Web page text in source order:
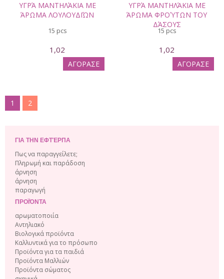
ΥΓΡΆ ΜΑΝΤΗΛΆΚΙΑ ΜΕ
ΆΡΩΜΑ ΛΟΥΛΟΥΔΙΏΝ
15 pcs
1,02
ΑΓΟΡΑΣΕ
ΥΓΡΆ ΜΑΝΤΗΛΆΚΙΑ ΜΕ
ΆΡΩΜΑ ΦΡΟΎΤΩΝ ΤΟΥ
ΔΆΣΟΥΣ
15 pcs
1,02
ΑΓΟΡΑΣΕ
1 2
ΓΙΑ ΤΗΝ ΕΦΤΈΡΠΑ
Πως να παραγγείλετε;
Πληρωμή και παράδοση
άρνηση
άρνηση
παραγωγή
ΠΡΟΪΌΝΤΑ
αρωματοποιία
Αντηλιακό
Βιολογικά προϊόντα
Καλλυντικά για το πρόσωπο
Προϊόντα για τα παιδιά
Προϊόντα Μαλλιών
Προϊόντα σώματος